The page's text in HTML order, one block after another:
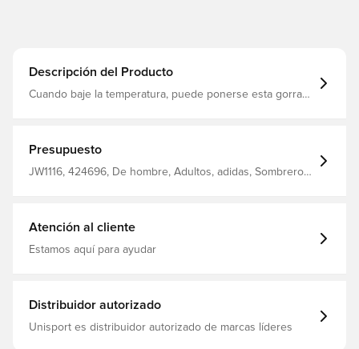
Descripción del Producto
Cuando baje la temperatura, puede ponerse esta gorra
plegable y el pequeño logotipo del trébol le dan un
aspecto clásico que combina con todo. Talla única: se
adapta a la mayoría Trébol en la parte delantera ! 100
Presupuesto
JW1116, 424696, De hombre, Adultos, adidas, Sombreros,
Atención al cliente
Estamos aquí para ayudar
Distribuidor autorizado
Unisport es distribuidor autorizado de marcas líderes